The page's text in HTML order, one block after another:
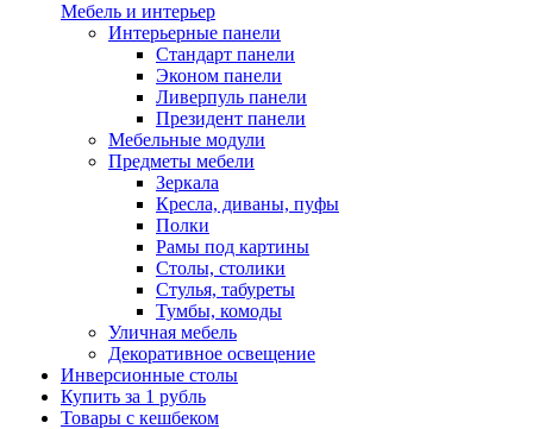
Мебель и интерьер
Интерьерные панели
Стандарт панели
Эконом панели
Ливерпуль панели
Президент панели
Мебельные модули
Предметы мебели
Зеркала
Кресла, диваны, пуфы
Полки
Рамы под картины
Столы, столики
Стулья, табуреты
Тумбы, комоды
Уличная мебель
Декоративное освещение
Инверсионные столы
Купить за 1 рубль
Товары с кешбеком